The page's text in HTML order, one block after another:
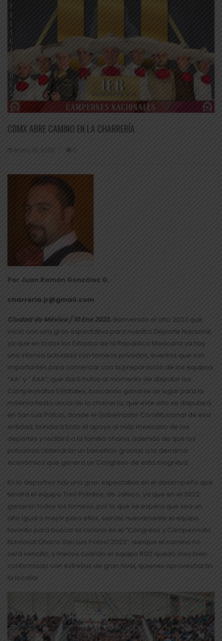
CDMX ABRE CAMINO EN LA CHARRERÍA
enero 10, 2023 0
Por Juan Ramón González G.
charreria.jr@gmail.com
Ciudad de México / 10 Ene 2023. Bienvenido el año 2023 que
inició con una gran expectativa para nuestro Deporte Nacional,
ya que en todos los Estados de la República Mexicana ya hay
una intensa actividad con torneos privados, eventos que son
importantes para comenzar con la preparación de los equipos
“AA” y “ AAA”, que dará frutos al momento de disputar los
Campeonatos Estatales, buscando ganarse un lugar para la
máxima fiesta anual de la charrería, que este año se disputará
en San Luis Potosí, donde el Gobernador Constitucional de esa
entidad, brindará todo el apoyo al más mexicano de los
deportes y recibirá a la familia charra, además de que los
potosinos obtendrán un beneficio gracias a la derrama
económica que genera un Congreso de esta magnitud.
En lo deportivo hay una gran expectativa en el desempeño que
tendrá el equipo Tres Potrillos, de Jalisco, ya que en el 2022
ganaron todos los torneos, por lo que se espera que sea un
año igual o mejor para ellos, siendo nuevamente el equipo
favorito para buscar la corona en el “Congreso y Campeonato
Nacional Charro San Luis Potosí 2023”; aunque el camino no
será sencillo, y menos cuando el equipo RG2 quedó muy bien
conformado con estrellas de gran nivel, quienes aprovecharán
la localía.